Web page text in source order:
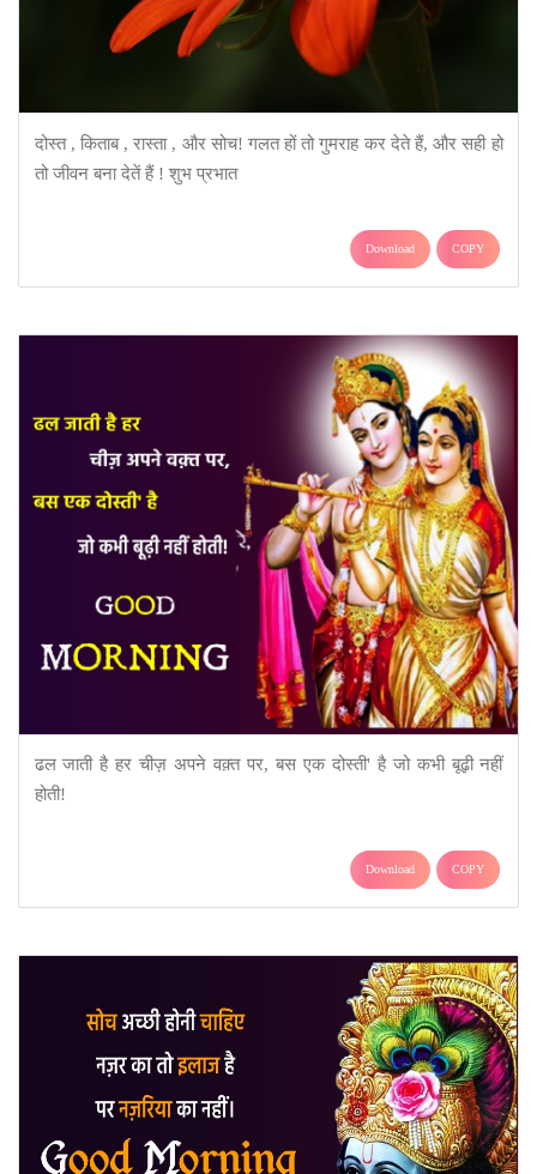
दोस्त , किताब , रास्ता , और सोच! गलत हों तो गुमराह कर देते हैं, और सही हो
तो जीवन बना देतें हैं ! शुभ प्रभात
Download COPY
ढल जाती है हर चीज़ अपने वक़्त पर, बस एक दोस्ती' है जो कभी बूढ़ी नहीं
होती!
Download COPY